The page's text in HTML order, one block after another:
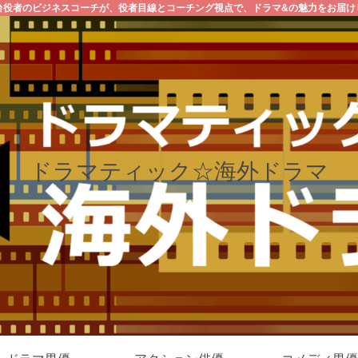
役者のビジネスコーチが、役者目線とコーチング視点で、ドラマ&の魅力をお届け
ドラマティック☆海外ドラマ